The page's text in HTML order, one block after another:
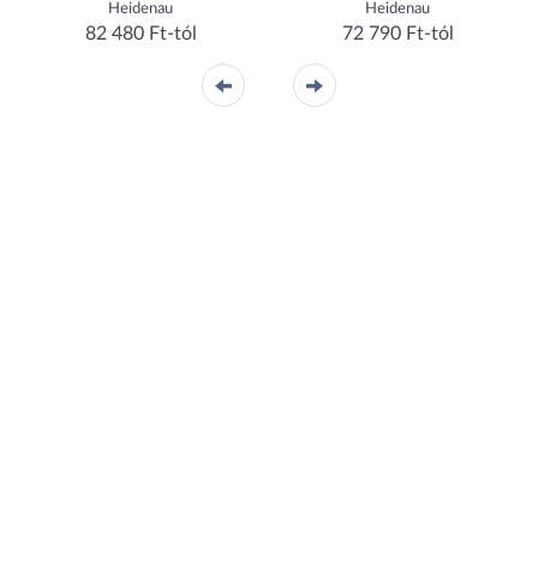
Heidenau
82 480 Ft-tól
Heidenau
72 790 Ft-tól